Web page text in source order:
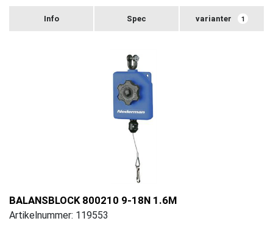
varianter 1
BALANSBLOCK 800210 9-18N 1.6M
Artikelnummer: 119553